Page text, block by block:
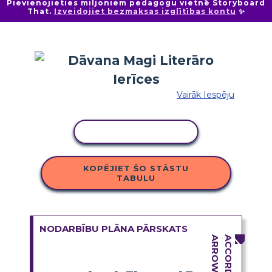
Pievienojieties miljoniem pedagogu vietnē Storyboard
That. Izveidojiet bezmaksas izglītības kontu ✨
Vairāk Iespēju
KOPĒJIET ŠO STĀSTU
TABULU
NODARBĪBU PLĀNA PĀRSKATS